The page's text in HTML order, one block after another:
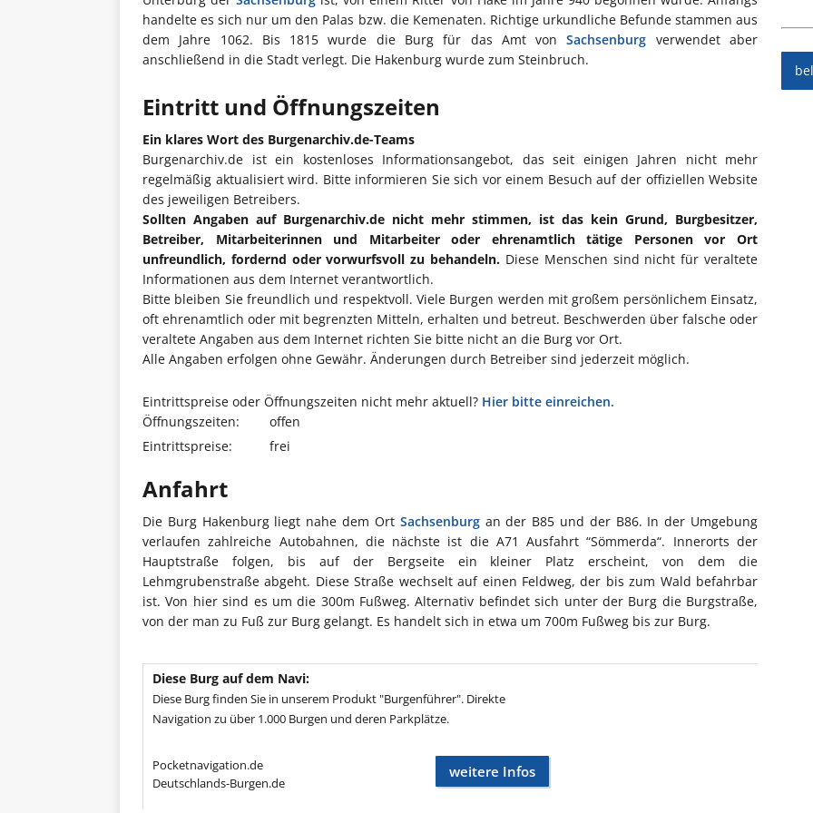
handelte es sich nur um den Palas bzw. die Kemenaten. Richtige urkundliche Befunde stammen aus
dem Jahre 1062. Bis 1815 wurde die Burg für das Amt vonSachsenburg verwendet aber
anschließend in die Stadt verlegt. Die Hakenburg wurde zum Steinbruch.
Eintritt und Öffnungszeiten
Ein klares Wort des Burgenarchiv.de-Teams
Burgenarchiv.de ist ein kostenloses Informationsangebot, das seit einigen Jahren nicht mehr
regelmäßig aktualisiert wird. Bitte informieren Sie sich vor einem Besuch auf der offiziellen Website
des jeweiligen Betreibers.
Sollten Angaben auf Burgenarchiv.de nicht mehr stimmen, ist das kein Grund, Burgbesitzer,
Betreiber, Mitarbeiterinnen und Mitarbeiter oder ehrenamtlich tätige Personen vor Ort
unfreundlich, fordernd oder vorwurfsvoll zu behandeln. Diese Menschen sind nicht für veraltete
Informationen aus dem Internet verantwortlich.
Bitte bleiben Sie freundlich und respektvoll. Viele Burgen werden mit großem persönlichem Einsatz,
oft ehrenamtlich oder mit begrenzten Mitteln, erhalten und betreut. Beschwerden über falsche oder
veraltete Angaben aus dem Internet richten Sie bitte nicht an die Burg vor Ort.
Alle Angaben erfolgen ohne Gewähr. Änderungen durch Betreiber sind jederzeit möglich.
Eintrittspreise oder Öffnungszeiten nicht mehr aktuell? Hier bitte einreichen.
Öffnungszeiten:
offen
Eintrittspreise:
frei
Anfahrt
Die Burg Hakenburg liegt nahe dem Ort Sachsenburgan der B85 und der B86. In der Umgebung
verlaufen zahlreiche Autobahnen, die nächste ist die A71 Ausfahrt “Sömmerda“. Innerorts der
Hauptstraße folgen, bis auf der Bergseite ein kleiner Platz erscheint, von dem die
Lehmgrubenstraße abgeht. Diese Straße wechselt auf einen Feldweg, der bis zum Wald befahrbar
ist. Von hier sind es um die 300m Fußweg. Alternativ befindet sich unter der Burg die Burgstraße,
von der man zu Fuß zur Burg gelangt. Es handelt sich in etwa um 700m Fußweg bis zur Burg.
Diese Burg auf dem Navi:
Diese Burg finden Sie in unserem Produkt "Burgenführer". Direkte
Navigation zu über 1.000 Burgen und deren Parkplätze.
Pocketnavigation.de
Deutschlands-Burgen.de
weitere Infos